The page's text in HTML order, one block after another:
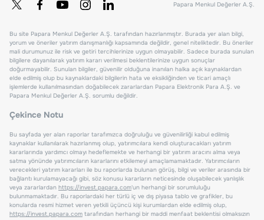
Papara Menkul Değerler A.Ş.
Bu site Papara Menkul Değerler A.Ş. tarafından hazırlanmıştır. Burada yer alan bilgi,
yorum ve öneriler yatırım danışmanlığı kapsamında değildir, genel niteliktedir. Bu öneriler
mali durumunuz ile risk ve getiri tercihlerinize uygun olmayabilir. Sadece burada sunulan
bilgilere dayanılarak yatırım kararı verilmesi beklentilerinize uygun sonuçlar
doğurmayabilir. Sunulan bilgiler, güvenilir olduğuna inanılan halka açık kaynaklardan
elde edilmiş olup bu kaynaklardaki bilgilerin hata ve eksikliğinden ve ticari amaçlı
işlemlerde kullanılmasından doğabilecek zararlardan Papara Elektronik Para A.Ş. ve
Papara Menkul Değerler A.Ş. sorumlu değildir.
Çekince Notu
Bu sayfada yer alan raporlar tarafımızca doğruluğu ve güvenilirliği kabul edilmiş
kaynaklar kullanılarak hazırlanmış olup, yatırımcılara kendi oluşturacakları yatırım
kararlarında yardımcı olmayı hedeflemekte ve herhangi bir yatırım aracını alma veya
satma yönünde yatırımcıların kararlarını etkilemeyi amaçlamamaktadır. Yatırımcıların
verecekleri yatırım kararları ile bu raporlarda bulunan görüş, bilgi ve veriler arasında bir
bağlantı kurulamayacağı gibi, söz konusu kararların neticesinde oluşabilecek yanlışlık
veya zararlardan https://invest.papara.com'un herhangi bir sorumluluğu
bulunmamaktadır. Bu raporlardaki her türlü iç ve dış piyasa tablo ve grafikler, bu
konularda resmi hizmet veren yetkili üçüncü kişi kurumlardan elde edilmiş olup,
https://invest.papara.com tarafından herhangi bir maddi menfaat beklentisi olmaksızın